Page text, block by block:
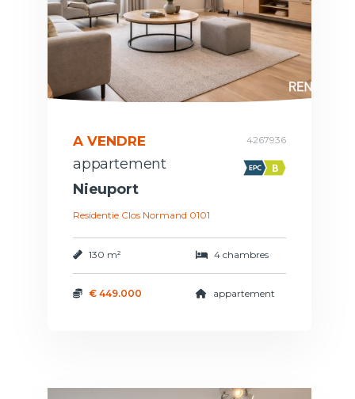
A VENDRE 4267936
appartement
Nieuport
Residentie Clos Normand 0101
130 m² 4 chambres
€ 449.000 appartement